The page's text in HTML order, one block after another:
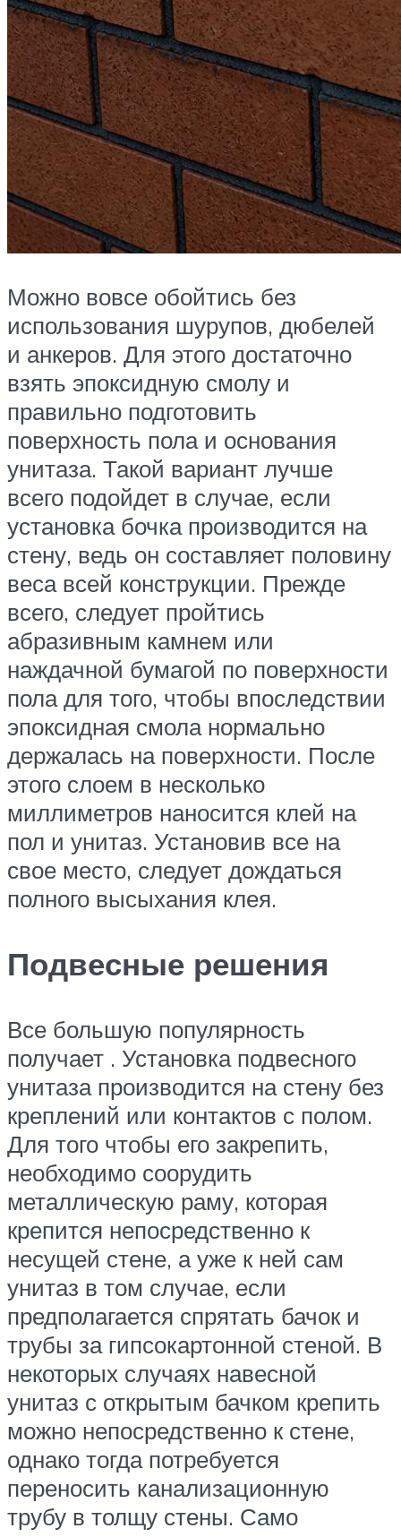
Можно вовсе обойтись без
использования шурупов, дюбелей
и анкеров. Для этого достаточно
взять эпоксидную смолу и
правильно подготовить
поверхность пола и основания
унитаза. Такой вариант лучше
всего подойдет в случае, если
установка бочка производится на
стену, ведь он составляет половину
веса всей конструкции. Прежде
всего, следует пройтись
абразивным камнем или
наждачной бумагой по поверхности
пола для того, чтобы впоследствии
эпоксидная смола нормально
держалась на поверхности. После
этого слоем в несколько
миллиметров наносится клей на
пол и унитаз. Установив все на
свое место, следует дождаться
полного высыхания клея.
Подвесные решения
Все большую популярность
получает . Установка подвесного
унитаза производится на стену без
креплений или контактов с полом.
Для того чтобы его закрепить,
необходимо соорудить
металлическую раму, которая
крепится непосредственно к
несущей стене, а уже к ней сам
унитаз в том случае, если
предполагается спрятать бачок и
трубы за гипсокартонной стеной. В
некоторых случаях навесной
унитаз с открытым бачком крепить
можно непосредственно к стене,
однако тогда потребуется
переносить канализационную
трубу в толщу стены. Само